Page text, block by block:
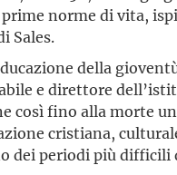
prime norme di vita,
Sales.
della
e direttore
così fino alla morte
cristiana,
dei periodi più difficili